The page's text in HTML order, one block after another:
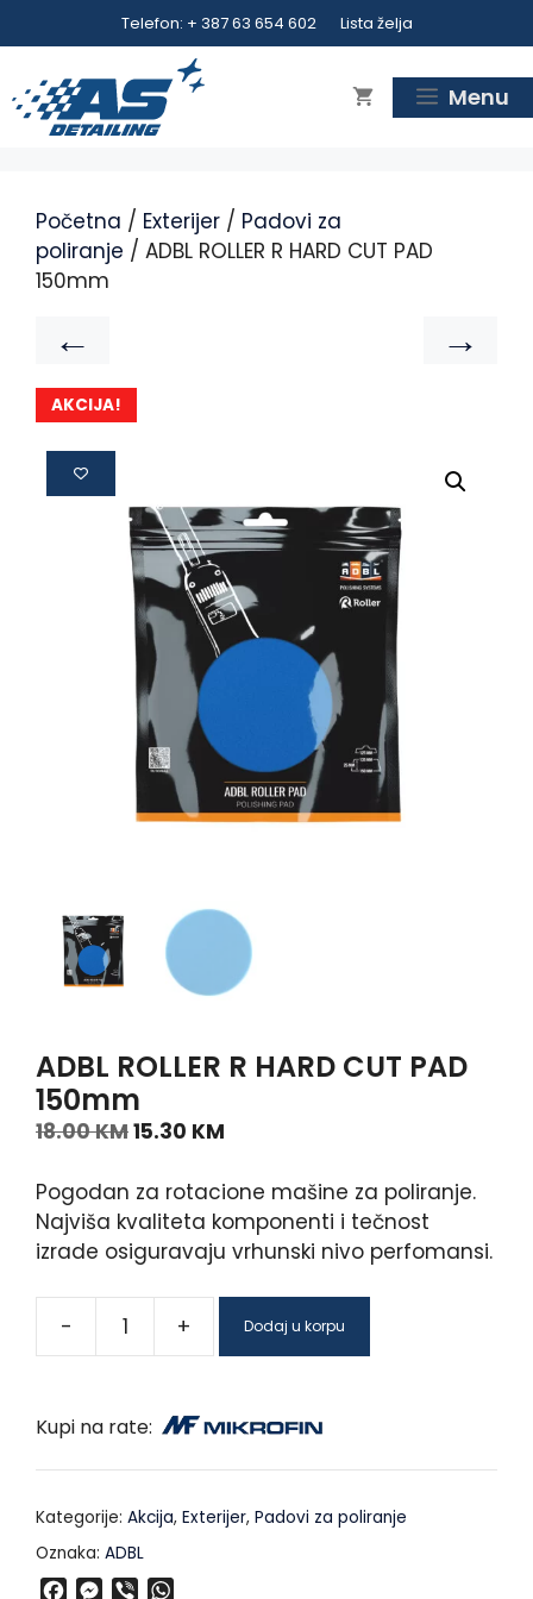
Telefon: + 387 63 654 602 Lista želja
Menu
Početna / Exterijer / Padovi za
poliranje / ADBL ROLLER R HARD CUT PAD
150mm
← →
AKCIJA!
ADBL ROLLER R HARD CUT PAD
150mm
18.00KM15.30 KM
Pogodan za rotacione mašine za poliranje.
Najviša kvaliteta komponenti i tečnost
izrade osiguravaju vrhunski nivo perfomansi.
- + Dodaj u korpu
Kupi na rate:
Kategorije: Akcija, Exterijer, Padovi za poliranje
Oznaka: ADBL
M